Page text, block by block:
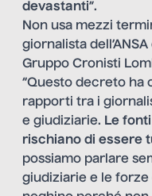
devastanti”.
Non usa mezzi
giornalista
Gruppo Cronisti
“Questo decreto ha
rapporti tra i
e giudiziarie. Le
rischiano di essere
possiamo parlare
giudiziarie e le forze